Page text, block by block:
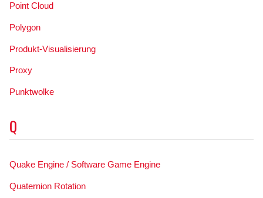
Point Cloud
Polygon
Produkt-Visualisierung
Proxy
Punktwolke
Q
Quake Engine / Software Game Engine
Quaternion Rotation